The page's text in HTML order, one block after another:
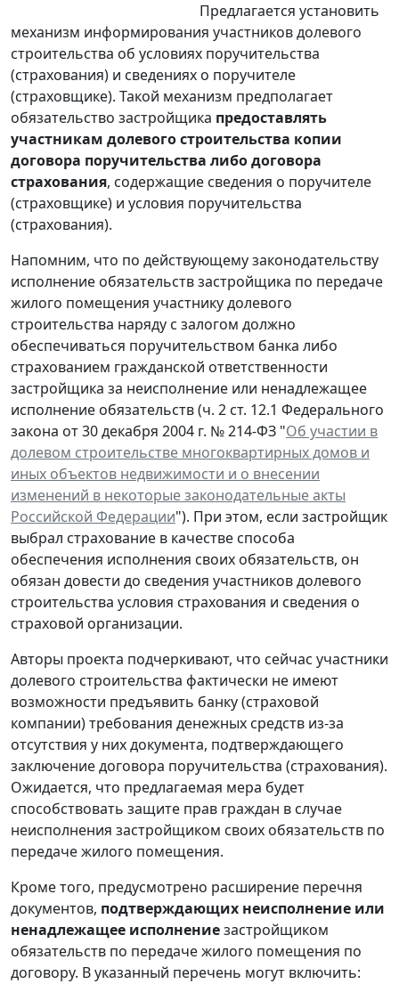
Предлагается установить
механизм информирования участников долевого
строительства об условиях поручительства
(страхования) и сведениях о поручителе
(страховщике). Такой механизм предполагает
обязательство застройщика предоставлять
участникам долевого строительства копии
договора поручительства либо договора
страхования, содержащие сведения о поручителе
(страховщике) и условия поручительства
(страхования).
Напомним, что по действующему законодательству
исполнение обязательств застройщика по передаче
жилого помещения участнику долевого
строительства наряду с залогом должно
обеспечиваться поручительством банка либо
страхованием гражданской ответственности
застройщика за неисполнение или ненадлежащее
исполнение обязательств (ч. 2 ст. 12.1 Федерального
закона от 30 декабря 2004 г. № 214-ФЗ "Об участии в
долевом строительстве многоквартирных домов и
иных объектов недвижимости и о внесении
изменений в некоторые законодательные акты
Российской Федерации"). При этом, если застройщик
выбрал страхование в качестве способа
обеспечения исполнения своих обязательств, он
обязан довести до сведения участников долевого
строительства условия страхования и сведения о
страховой организации.
Авторы проекта подчеркивают, что сейчас участники
долевого строительства фактически не имеют
возможности предъявить банку (страховой
компании) требования денежных средств из-за
отсутствия у них документа, подтверждающего
заключение договора поручительства (страхования).
Ожидается, что предлагаемая мера будет
способствовать защите прав граждан в случае
неисполнения застройщиком своих обязательств по
передаче жилого помещения.
Кроме того, предусмотрено расширение перечня
документов, подтверждающих неисполнение или
ненадлежащее исполнениезастройщиком
обязательств по передаче жилого помещения по
договору. В указанный перечень могут включить: